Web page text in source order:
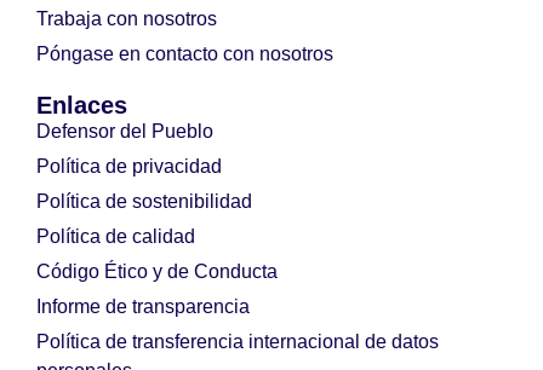
Trabaja con nosotros
Póngase en contacto con nosotros
Enlaces
Defensor del Pueblo
Política de privacidad
Política de sostenibilidad
Política de calidad
Código Ético y de Conducta
Informe de transparencia
Política de transferencia internacional de datos